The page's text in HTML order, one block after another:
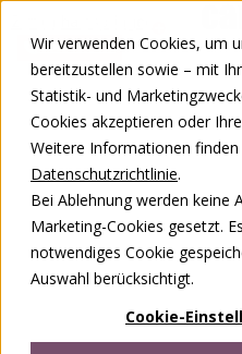
Wir verwenden Cookies, um
bereitzustellen sowie – mit
Statistik- und
Cookies akzeptieren oder
Weitere Informationen finden
Datenschutzrichtlinie.
Bei Ablehnung werden keine
Marketing-Cookies gesetzt.
notwendiges Cookie
Auswahl berücksichtigt.
Cookie-
0848 00 77 88